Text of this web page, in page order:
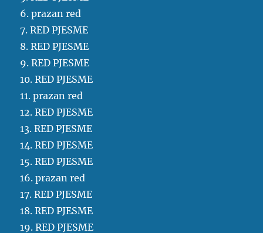
6. prazan red
7. RED PJESME
8. RED PJESME
9. RED PJESME
10. RED PJESME
11. prazan red
12. RED PJESME
13. RED PJESME
14. RED PJESME
15. RED PJESME
16. prazan red
17. RED PJESME
18. RED PJESME
19. RED PJESME